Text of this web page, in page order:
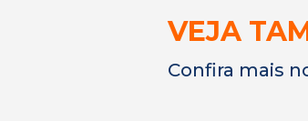
VEJA
Confira mais